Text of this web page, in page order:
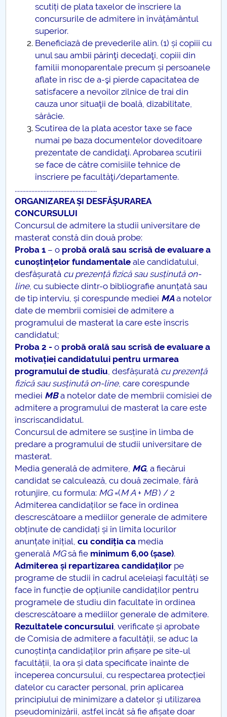
scutiți de plata taxelor de înscriere la
concursurile de admitere în învățământul
superior.
Beneficiază de prevederile alin. (1) și copiii cu
unul sau ambii părinţi decedaţi, copiii din
familii monoparentale precum și persoanele
aflate în risc de a-şi pierde capacitatea de
satisfacere a nevoilor zilnice de trai din
cauza unor situaţii de boală, dizabilitate,
sărăcie.
Scutirea de la plata acestor taxe se face
numai pe baza documentelor doveditoare
prezentate de candidaţi. Aprobarea scutirii
se face de către comisiile tehnice de
înscriere pe facultăţi/departamente.
......................................................
ORGANIZAREA ȘI DESFĂȘURAREA
CONCURSULUI
Concursul de admitere la studii universitare de
masterat constă din două probe:
Proba 1 – o probă orală sau scrisă de evaluare a
cunoștințelor fundamentaleale candidatului,
desfășurată cu prezență fizică sau susținută on-
line, cu subiecte dintr-o bibliografie anunțată sau
de tip interviu, și corespunde mediei MAa notelor
date de membrii comisiei de admitere a
programului de masterat la care este înscris
candidatul;
Proba 2 -o probă orală sau scrisă de evaluare a
motivației candidatului pentru urmarea
programului de studiu, desfășurată cu prezență
fizică sau susținută on-line, carecorespunde
mediei MBa notelor date de membrii comisiei de
admitere a programului de masterat la care este
înscriscandidatul.
Concursul de admitere se susține în limba de
predare a programului de studii universitare de
masterat.
Media generală de admitere, MG, a fiecărui
candidat se calculează, cu două zecimale, fără
rotunjire, cu formula: MG=(MA+ MB) / 2
Admiterea candidaților se face în ordinea
descrescătoare a mediilor generale de admitere
obținute de candidați și în limita locurilor
anunțate inițial,cu condiția ca media
generală MGsă fie minimum 6,00 (șase).
Admiterea și repartizarea candidaților pe
programe de studii în cadrul aceleiași facultăți se
face în funcție de opțiunile candidaților pentru
programele de studiu din facultate în ordinea
descrescătoare a mediilor generale de admitere.
Rezultatele concursului, verificate și aprobate
de Comisia de admitere a facultății, se aduc la
cunoștința candidaților prin afișare pe site-ul
facultății, la ora și data specificate înainte de
începerea concursului, cu respectarea protecției
datelor cu caracter personal, prin aplicarea
principiului de minimizare a datelor și utilizarea
pseudominizării, astfel încât să fie afișate doar